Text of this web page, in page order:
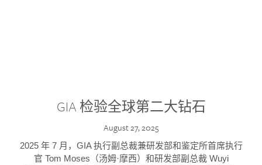
GIA 检验全球第二大钻石
August 27, 2025
2025 年 7 月，GIA 执行副总裁兼研发部和鉴定所首席执行
官 Tom Moses（汤姆·摩西）和研发部副总裁 Wuyi